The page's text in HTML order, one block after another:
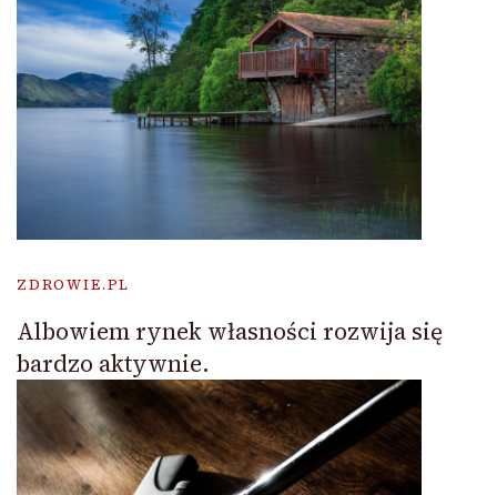
ZDROWIE.PL
Albowiem rynek własności rozwija się
bardzo aktywnie.